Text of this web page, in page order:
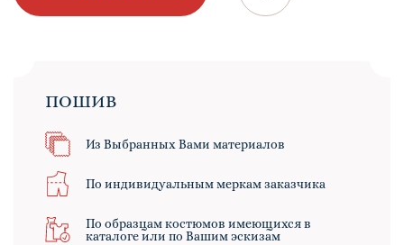
ПОШИВ
Из Выбранных Вами материалов
По индивидуальным меркам заказчика
По образцам костюмов имеющихся в
каталоге или по Вашим эскизам